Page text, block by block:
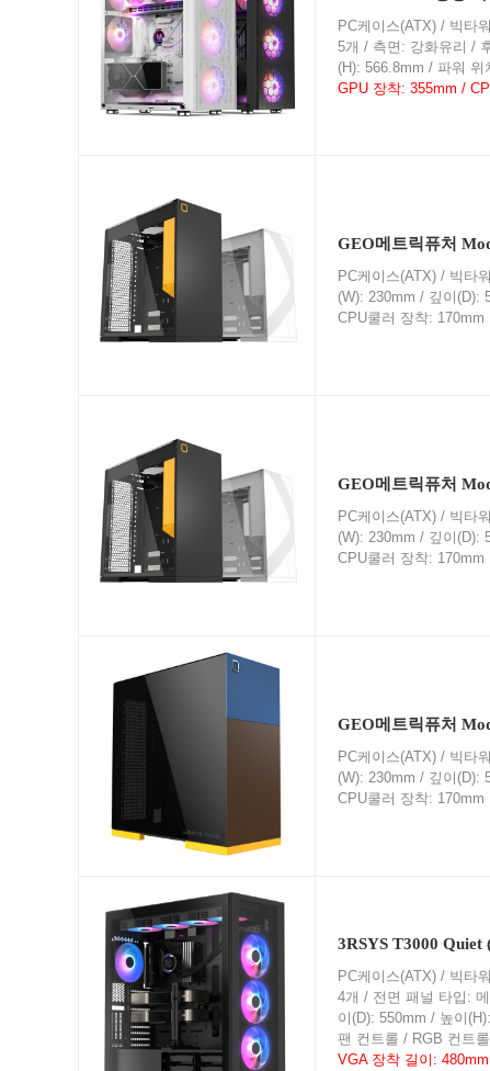
PC케이스(ATX) / 빅타
5개 / 측면: 강화유리 /
(H): 566.8mm / 파워
GPU 장착: 355mm /
GEO메트릭퓨처
PC케이스(ATX) / 빅타
(W): 230mm / 깊이(D):
CPU쿨러 장착: 170mm
GEO메트릭퓨처
PC케이스(ATX) / 빅타
(W): 230mm / 깊이(D):
CPU쿨러 장착: 170mm
GEO메트릭퓨처
PC케이스(ATX) / 빅타
(W): 230mm / 깊이(D):
CPU쿨러 장착: 170mm
3RSYS T3000 Quiet
PC케이스(ATX) / 빅타
4개 / 전면 패널 타입:
이(D): 550mm / 높이
팬 컨트롤 / RGB 컨트
VGA 장착 길이: